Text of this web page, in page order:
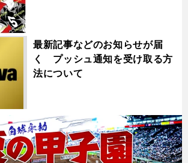
最新記事などのお知らせが届
く プッシュ通知を受け取る方
法について